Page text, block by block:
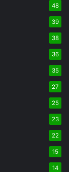
48
39
38
36
35
27
25
23
22
15
14